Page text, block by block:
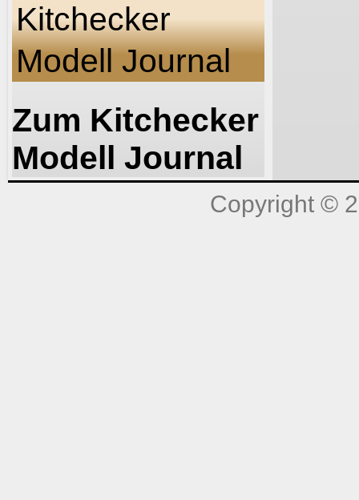
Kitchecker
Modell Journal
Zum Kitchecker
Modell Journal
Copyright ©